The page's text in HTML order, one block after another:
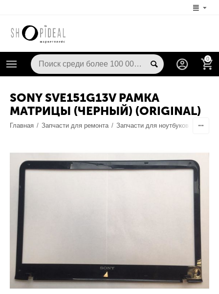
0
SONY SVE151G13V РАМКА
МАТРИЦЫ (ЧЕРНЫЙ) (ORIGINAL)
Главная / Запчасти для ремонта / Запчасти для ноутбуков